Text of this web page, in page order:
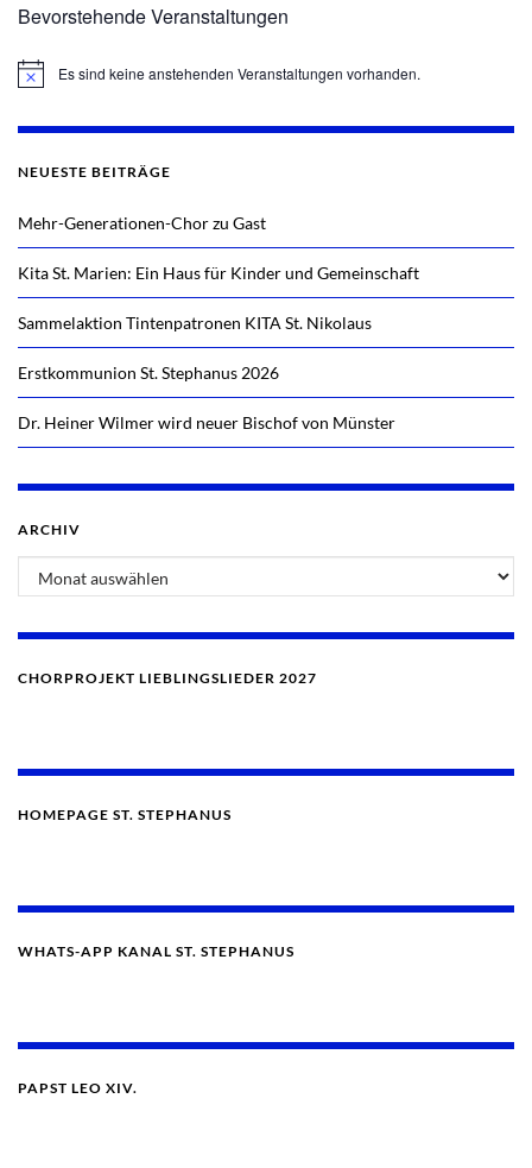
Bevorstehende Veranstaltungen
HinweisEs sind keine anstehenden Veranstaltungen vorhanden.
NEUESTE BEITRÄGE
Mehr-Generationen-Chor zu Gast
Kita St. Marien: Ein Haus für Kinder und Gemeinschaft
Sammelaktion Tintenpatronen KITA St. Nikolaus
Erstkommunion St. Stephanus 2026
Dr. Heiner Wilmer wird neuer Bischof von Münster
ARCHIV
CHORPROJEKT LIEBLINGSLIEDER 2027
HOMEPAGE ST. STEPHANUS
WHATS-APP KANAL ST. STEPHANUS
PAPST LEO XIV.